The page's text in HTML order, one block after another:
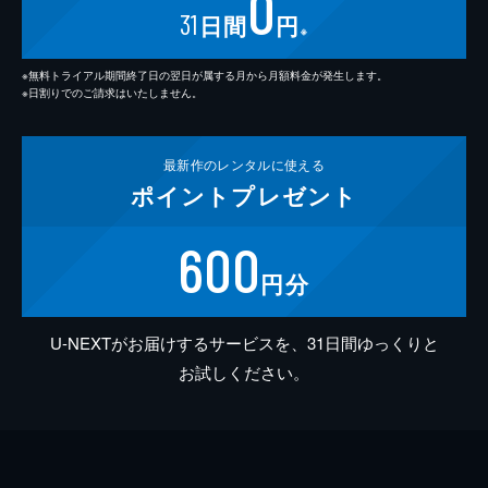
31 日間 円 ※
※無料トライアル期間終了日の翌日が属する月から月額料金が発生します。
※日割りでのご請求はいたしません。
最新作のレンタルに使える
ポイント プレゼント
600円分
U-NEXTがお届けするサービスを、31日間ゆっくりと
お試しください。